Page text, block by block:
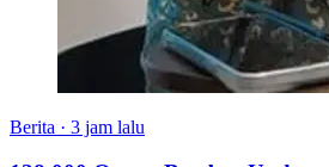
Berita · 3 jam lalu